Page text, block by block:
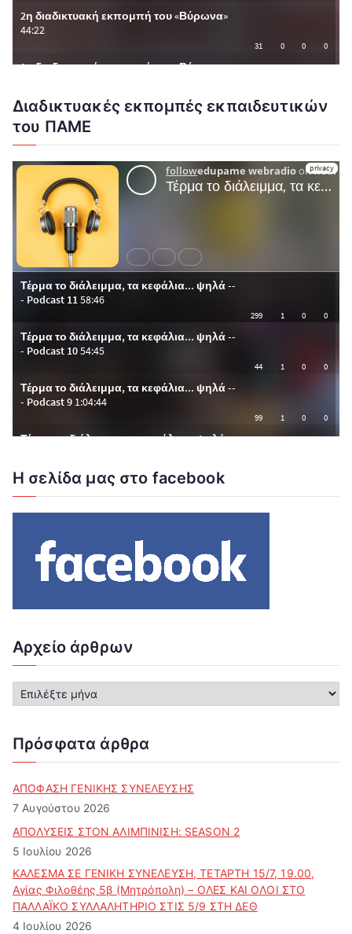
Διαδικτυακές εκπομπές εκπαιδευτικών
του ΠΑΜΕ
Η σελίδα μας στο facebook
Αρχείο άρθρων
ρ
ε
ά
ρ
ρ
ω
ν
Πρόσφατα άρθρα
ΑΠΟΦΑΣΗ ΓΕΝΙΚΗΣ ΣΥΝΕΛΕΥΣΗΣ
7 Αυγούστου 2026
ΑΠΟΛΥΣΕΙΣ ΣΤΟΝ ΑΛΙΜΠΙΝΙΣΗ: SEASON 2
5 Ιουλίου 2026
ΚΑΛΕΣΜΑ ΣΕ ΓΕΝΙΚΗ ΣΥΝΕΛΕΥΣΗ, ΤΕΤΑΡΤΗ 15/7, 19.00,
Αγίας Φιλοθέης 5β (Μητρόπολη) – ΟΛΕΣ ΚΑΙ ΟΛΟΙ ΣΤΟ
ΠΑΛΛΑΪΚΟ ΣΥΛΛΑΛΗΤΗΡΙΟ ΣΤΙΣ 5/9 ΣΤΗ ΔΕΘ
4 Ιουλίου 2026